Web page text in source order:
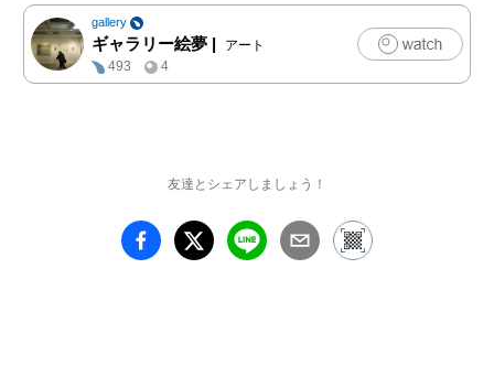
gallery
ギャラリー絵夢 |
アート
493
4
友達とシェアしましょう！